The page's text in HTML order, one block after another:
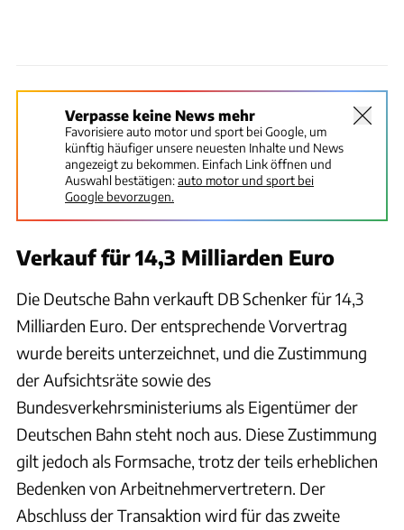
Verpasse keine News mehr
Favorisiere auto motor und sport bei Google, um
künftig häufiger unsere neuesten Inhalte und News
angezeigt zu bekommen. Einfach Link öffnen und
Auswahl bestätigen:auto motor und sport bei
Google bevorzugen.
Verkauf für 14,3 Milliarden Euro
Die Deutsche Bahn verkauft DB Schenker für 14,3
Milliarden Euro. Der entsprechende Vorvertrag
wurde bereits unterzeichnet, und die Zustimmung
der Aufsichtsräte sowie des
Bundesverkehrsministeriums als Eigentümer der
Deutschen Bahn steht noch aus. Diese Zustimmung
gilt jedoch als Formsache, trotz der teils erheblichen
Bedenken von Arbeitnehmervertretern. Der
Abschluss der Transaktion wird für das zweite